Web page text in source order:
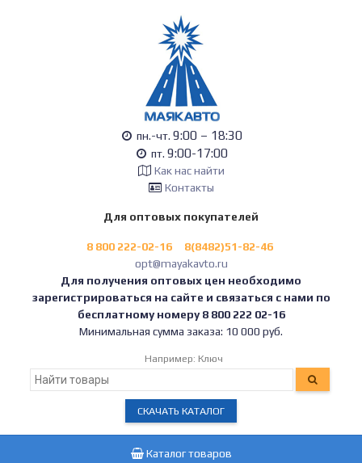
пн.-чт. 9:00 – 18:30
пт. 9:00-17:00
Как нас найти
Контакты
Для оптовых покупателей
8 800 222-02-16
8(8482)51-82-46
opt@mayakavto.ru
Для получения оптовых цен необходимо
зарегистрироваться на сайте и связаться с нами по
бесплатному номеру 8 800 222 02-16
Минимальная сумма заказа: 10 000 руб.
Например: Ключ
СКАЧАТЬ КАТАЛОГ
Каталог товаров